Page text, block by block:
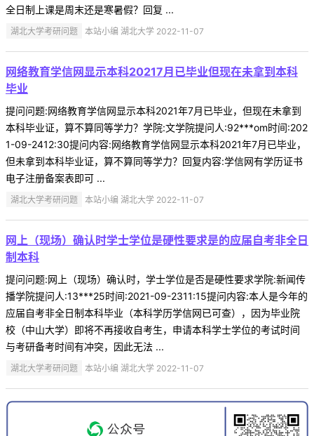
全日制上课是周末还是寒暑假？回复 ...
湖北大学考研问题 本站小编 湖北大学 2022-11-07
网络教育学信网显示本科20217月已毕业但现在未拿到本科
毕业
提问问题:网络教育学信网显示本科2021年7月已毕业，但现在未拿到
本科毕业证，算不算同等学力？学院:文学院提问人:92***om时间:202
1-09-2412:30提问内容:网络教育学信网显示本科2021年7月已毕业，
但未拿到本科毕业证，算不算同等学力？回复内容:学信网有学历证书
电子注册备案表即可 ...
湖北大学考研问题 本站小编 湖北大学 2022-11-07
网上（现场）确认时学士学位是硬性要求是的应届自考非全日
制本科
提问问题:网上（现场）确认时，学士学位是否是硬性要求学院:新闻传
播学院提问人:13***25时间:2021-09-2311:15提问内容:本人是今年的
应届自考非全日制本科毕业（本科学历学信网已可查），因为毕业院
校（中山大学）即将不再接收自考生，申请本科学士学位的考试时间
与考研备考时间有冲突，因此无法 ...
湖北大学考研问题 本站小编 湖北大学 2022-11-07